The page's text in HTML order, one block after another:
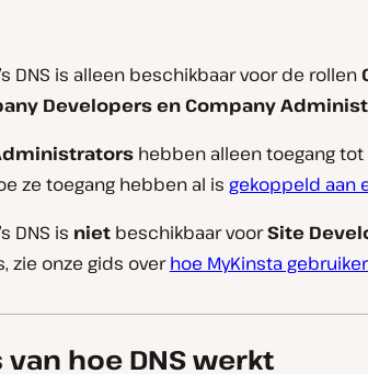
DNS is alleen beschikbaar voor de rollen
Developers en Company
hebben alleen toegang tot
ze toegang hebben al is gekoppeld aan
DNS is nietbeschikbaar voorSite
zie onze gids overhoe MyKinsta
van hoe DNS werkt